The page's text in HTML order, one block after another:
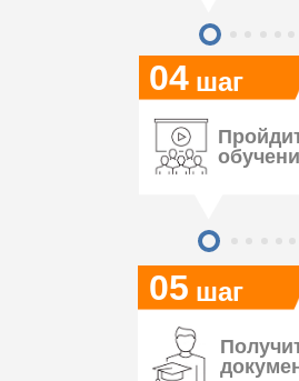
05
04 шаг
шаг